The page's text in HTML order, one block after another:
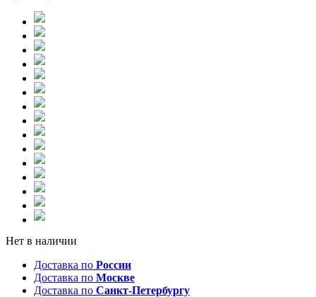
Нет в наличии
Доставка по России
Доставка по Москве
Доставка по Санкт-Петербургу